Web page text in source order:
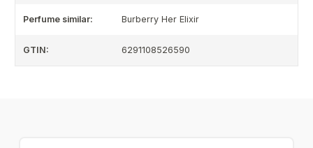
Perfume similar: Burberry Her Elixir
GTIN: 6291108526590